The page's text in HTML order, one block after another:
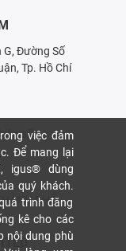
G, Đường Số
Tp. Hồ Chí
số:
PHỐ
việc đảm
Để mang lại
igus® dùng
quý khách.
trình đăng
kê cho các
nội dung phù